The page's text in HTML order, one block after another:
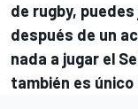
de rugby,
después de un
nada a jugar el
también es